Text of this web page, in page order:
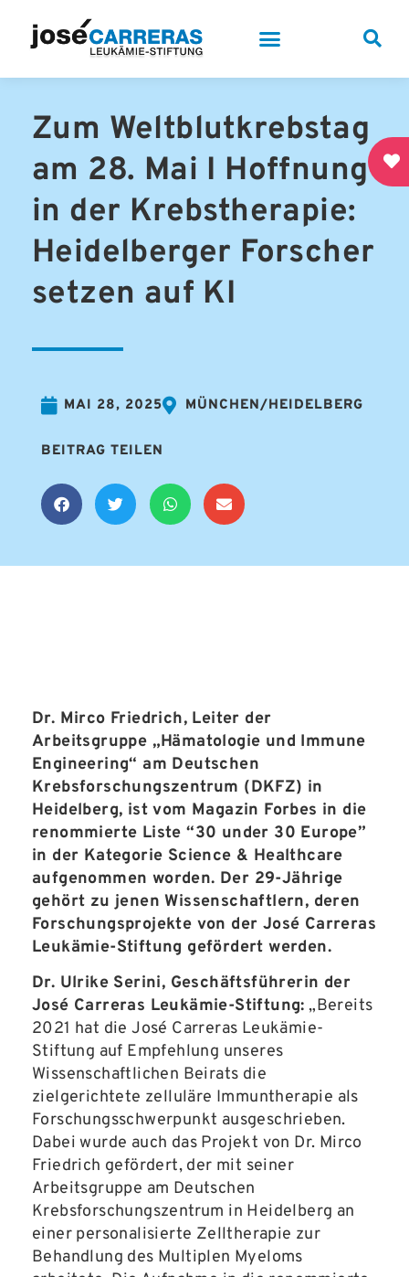
Zum Weltblutkrebstag
am 28. Mai I Hoffnung
in der Krebstherapie:
Heidelberger Forscher
setzen auf KI
MAI 28, 2025 MÜNCHEN/HEIDELBERG
BEITRAG TEILEN
Dr. Mirco Friedrich, Leiter der
Arbeitsgruppe „Hämatologie und Immune
Engineering“ am Deutschen
Krebsforschungszentrum (DKFZ) in
Heidelberg, ist vom Magazin Forbes in die
renommierte Liste “30 under 30 Europe”
in der Kategorie Science & Healthcare
aufgenommen worden. Der 29-Jährige
gehört zu jenen Wissenschaftlern, deren
Forschungsprojekte von der José Carreras
Leukämie-Stiftung gefördert werden.
Dr. Ulrike Serini, Geschäftsführerin der
José Carreras Leukämie-Stiftung: „Bereits
2021 hat die José Carreras Leukämie-
Stiftung auf Empfehlung unseres
Wissenschaftlichen Beirats die
zielgerichtete zelluläre Immuntherapie als
Forschungsschwerpunkt ausgeschrieben.
Dabei wurde auch das Projekt von Dr. Mirco
Friedrich gefördert, der mit seiner
Arbeitsgruppe am Deutschen
Krebsforschungszentrum in Heidelberg an
einer personalisierte Zelltherapie zur
Behandlung des Multiplen Myeloms